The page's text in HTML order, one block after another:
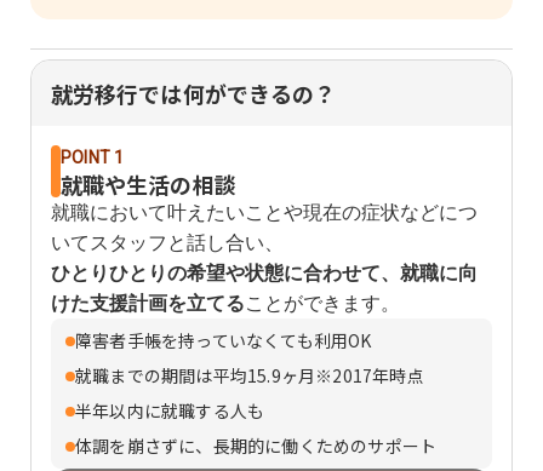
就労移行では何ができるの？
POINT 1
就職や生活の相談
就職において叶えたいことや現在の症状などにつ
いてスタッフと話し合い、
ひとりひとりの希望や状態に合わせて、就職に向
けた支援計画を立てることができます。
障害者手帳を持っていなくても利用OK
就職までの期間は平均15.9ヶ月※2017年時点
半年以内に就職する人も
体調を崩さずに、長期的に働くためのサポート